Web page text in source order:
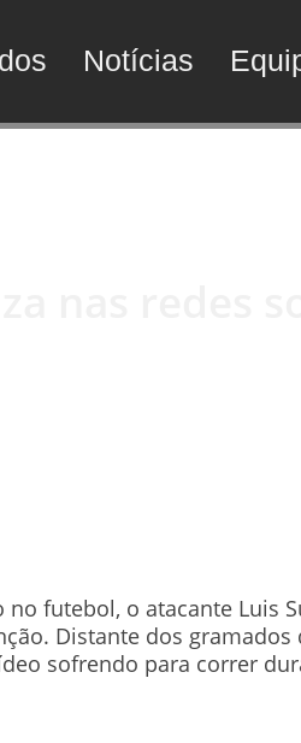
Notícias
futebol, o atacante Luis
Distante dos gramados
sofrendo para correr